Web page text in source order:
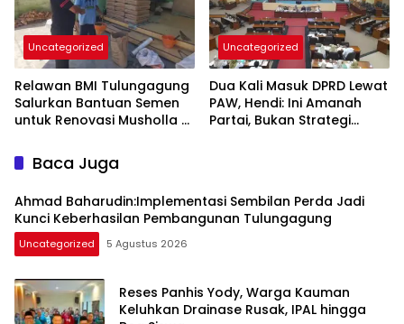
Uncategorized
Relawan BMI Tulungagung
Salurkan Bantuan Semen
untuk Renovasi Musholla Al
Uncategorized
Dua Kali Masuk DPRD Lewat
PAW, Hendi: Ini Amanah
Partai, Bukan Strategi
Baca Juga
Ahmad Baharudin:Implementasi Sembilan Perda Jadi
Kunci Keberhasilan Pembangunan Tulungagung
Uncategorized 5 Agustus 2026
Reses Panhis Yody, Warga Kauman
Keluhkan Drainase Rusak, IPAL hingga